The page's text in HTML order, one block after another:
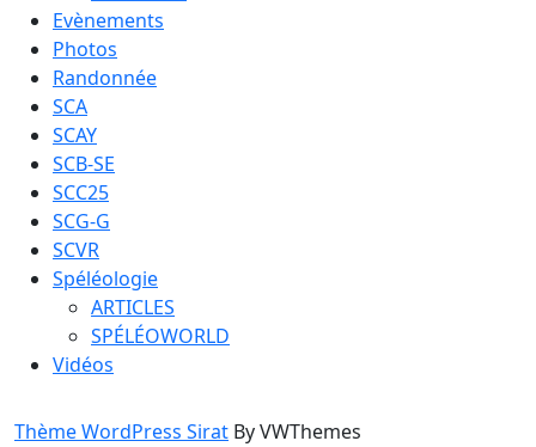
Evènements
Photos
Randonnée
SCA
SCAY
SCB-SE
SCC25
SCG-G
SCVR
Spéléologie
ARTICLES
SPÉLÉOWORLD
Vidéos
Thème WordPress Sirat By VWThemes